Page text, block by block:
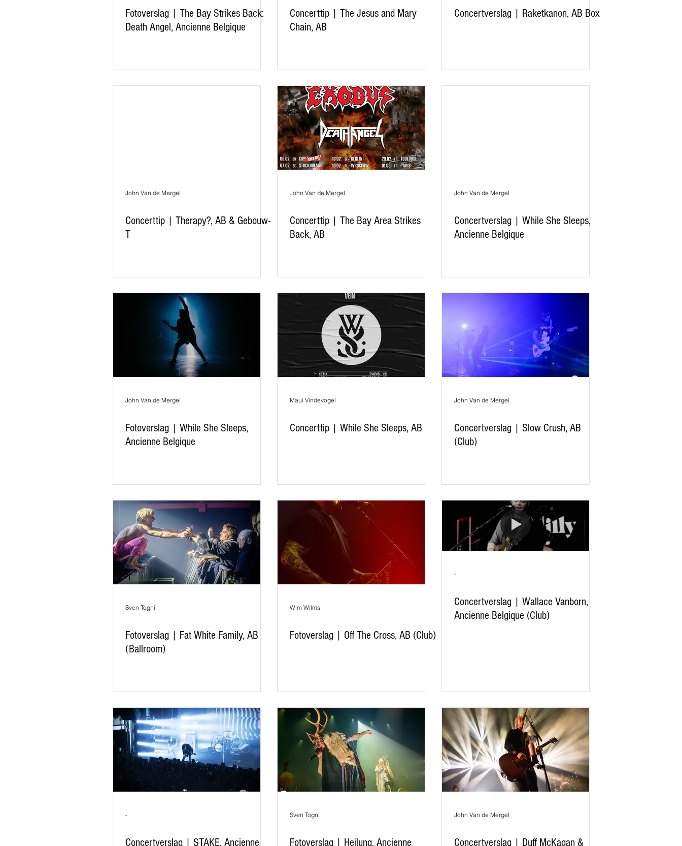
Fotoverslag | The Bay Strikes Back:
Death Angel, Ancienne Belgique
Concerttip | The Jesus and Mary
Chain, AB
Concertverslag | Raketkanon, AB Box
John Van de Mergel
Concerttip | Therapy?, AB & Gebouw-
T
John Van de Mergel
Concerttip | The Bay Area Strikes
Back, AB
John Van de Mergel
Concertverslag | While She Sleeps,
Ancienne Belgique
John Van de Mergel
Fotoverslag | While She Sleeps,
Ancienne Belgique
Maui Vindevogel
Concerttip | While She Sleeps, AB
John Van de Mergel
Concertverslag | Slow Crush, AB
(Club)
Sven Togni
Fotoverslag | Fat White Family, AB
(Ballroom)
Wim Wilms
Fotoverslag | Off The Cross, AB (Club)
-
Concertverslag | Wallace Vanborn,
Ancienne Belgique (Club)
-
Concertverslag | STAKE, Ancienne
Sven Togni
Fotoverslag | Heilung, Ancienne
John Van de Mergel
Concertverslag | Duff McKagan &